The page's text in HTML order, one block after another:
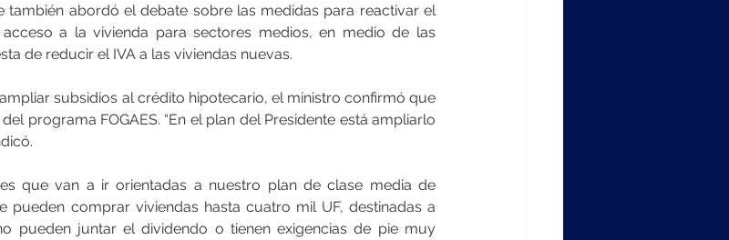
también abordó el debate sobre las medidas para reactivar el
a la vivienda para sectores medios, en medio de las
de reducir el IVA a las viviendas nuevas.
subsidios al crédito hipotecario, el ministro confirmó que
programa FOGAES. “En el plan del Presidente está ampliarlo
que van a ir orientadas a nuestro plan de clase media de
pueden comprar viviendas hasta cuatro mil UF, destinadas a
pueden juntar el dividendo o tienen exigencias de pie muy